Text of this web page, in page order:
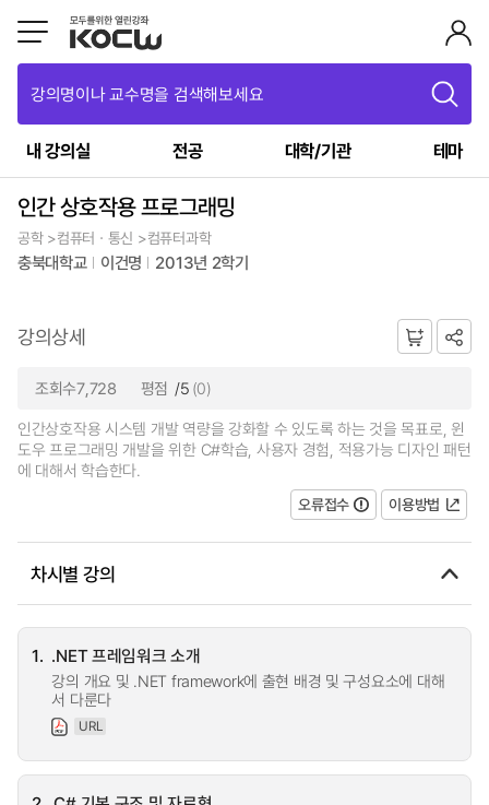
강의명이나 교수명을 검색해보세요
내 강의실 전공 대학/기관 테마
인간 상호작용 프로그래밍
공학 >컴퓨터ㆍ통신 >컴퓨터과학
충북대학교 이건명 2013년 2학기
강의상세
조회수7,728 평점 /5 (0)
인간상호작용 시스템 개발 역량을 강화할 수 있도록 하는 것을 목표로, 윈
도우 프로그래밍 개발을 위한 C#학습, 사용자 경험, 적용가능 디자인 패턴
에 대해서 학습한다.
오류접수
이용방법
차시별 강의
1. .NET 프레임워크 소개
강의 개요 및 .NET framework에 출현 배경 및 구성요소에 대해
서 다룬다
URL